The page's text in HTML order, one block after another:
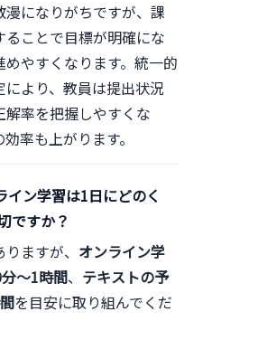
漫になりがちですが、課
ることで目標が明確にな
めやすくなります。統一的
により、教員は提出状況
解率を把握しやすくな
率も上がります。
イン学習は1日にどのく
ですか？
ますが、 オンライン学
〜1時間、 テキストの予
を目安に取り組んでくだ